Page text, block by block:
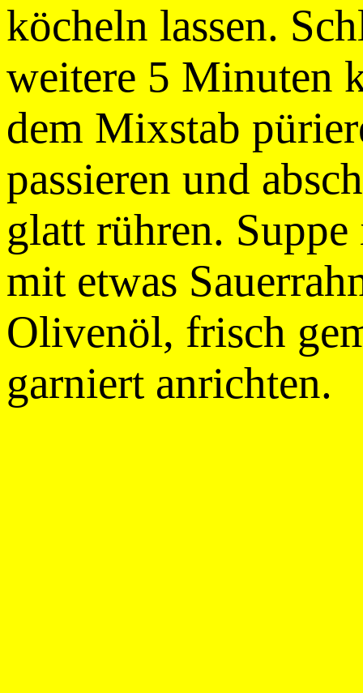
köcheln lassen.
weitere 5 Minuten
dem Mixstab
passieren und
glatt rühren.
mit etwas
Olivenöl, frisch
garniert anrichten.